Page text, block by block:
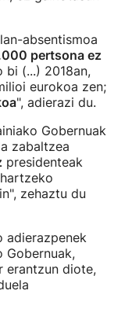
absentismoa
pertsona ez
bi (...) 2018an,
eurokoa zen;
", adierazi du.
Gobernuak
zabaltzea
presidenteak
zehaztu du
adierazpenek
Gobernuak,
erantzun diote,